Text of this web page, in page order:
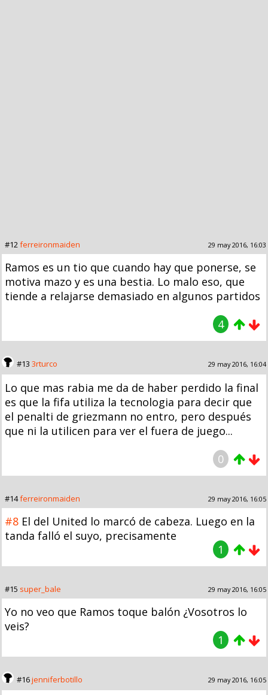
#12ferreironmaiden 29 may 2016, 16:03
Ramos es un tio que cuando hay que ponerse, se
motiva mazo y es una bestia. Lo malo eso, que
tiende a relajarse demasiado en algunos partidos
4
#13 3rturco 29 may 2016, 16:04
Lo que mas rabia me da de haber perdido la final
es que la fifa utiliza la tecnologia para decir que
el penalti de griezmann no entro, pero después
que ni la utilicen para ver el fuera de juego...
0
#14ferreironmaiden 29 may 2016, 16:05
#8 El del United lo marcó de cabeza. Luego en la
tanda falló el suyo, precisamente
1
#15 super_bale 29 may 2016, 16:05
Yo no veo que Ramos toque balón ¿Vosotros lo
veis?
1
#16jenniferbotillo 29 may 2016, 16:05